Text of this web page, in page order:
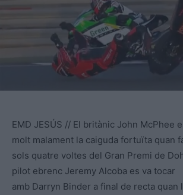
EMD JESÚS // El britànic John McPhee
molt malament la caiguda fortuïta quan
sols quatre voltes del Gran Premi de
pilot ebrenc Jeremy Alcoba es va tocar
amb Darryn Binder a final de recta quan